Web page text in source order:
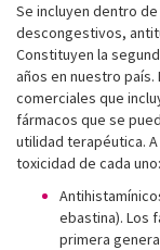
Se incluyen dentro
descongestivos,
Constituyen la
años en nuestro
comerciales que
fármacos que se
utilidad terapéutica.
toxicidad de cada uno:
ebastina). Los
primera